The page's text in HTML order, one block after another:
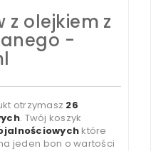
z olejkiem z
-
otrzymasz 26
. Twój koszyk
które
jeden bon o wartości